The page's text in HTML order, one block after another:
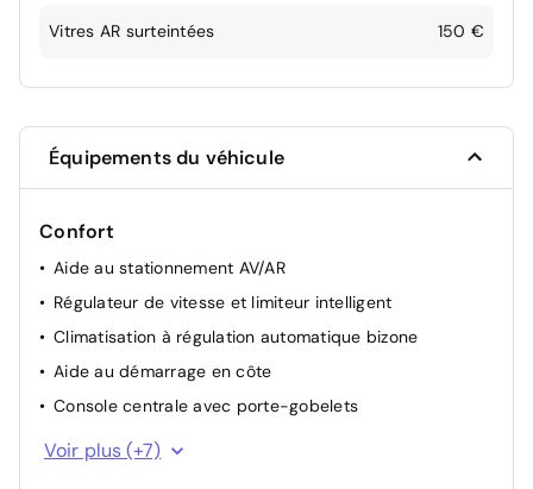
Vitres AR surteintées 150 €
Équipements du véhicule
Confort
Aide au stationnement AV/AR
Régulateur de vitesse et limiteur intelligent
Climatisation à régulation automatique bizone
Aide au démarrage en côte
Console centrale avec porte-gobelets
Frein de parking électrique
Voir plus (+7)